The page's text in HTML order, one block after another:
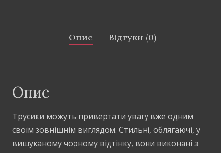
Опис Відгуки (0)
Опис
Трусики можуть привертати увагу вже одним
своїм зовнішнім виглядом. Стильні, облягаючі, у
вишуканому чорному відтінку, вони виконані з